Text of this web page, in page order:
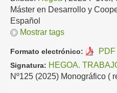
Máster en Desarrollo y
Español
Mostrar tags
Formato electrónico: PDF
Signatura: HEGOA.
Nº125 (2025) Monográfico (